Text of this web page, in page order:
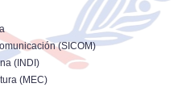
(SICOM)
(INDI)
(MEC)